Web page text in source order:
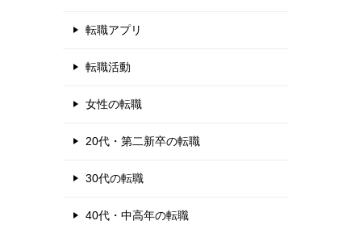
転職アプリ
転職活動
女性の転職
20代・第二新卒の転職
30代の転職
40代・中高年の転職